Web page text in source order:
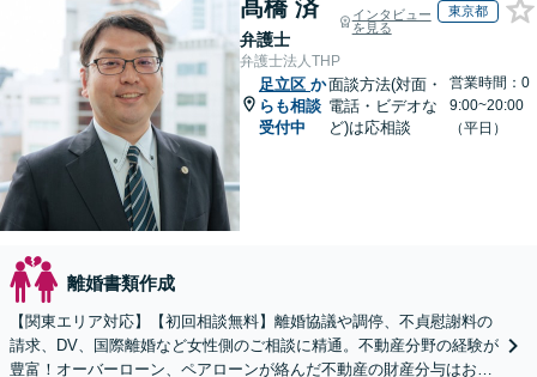
髙橋 済
弁護士
インタビュー
を見る
東京都
弁護士法人THP
足立区 か
らも相談
受付中
面談方法(対面・
電話・ビデオな
ど)は応相談
営業時間：0
9:00~20:00
（平日）
離婚書類作成
【関東エリア対応】【初回相談無料】離婚協議や調停、不貞慰謝料の
請求、DV、国際離婚など女性側のご相談に精通。不動産分野の経験が
豊富！オーバーローン、ペアローンが絡んだ不動産の財産分与はお任